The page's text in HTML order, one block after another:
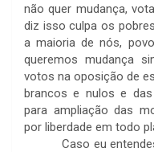
não quer mudança,
diz isso culpa os
a maioria de nós,
queremos mudança
votos na oposição de
brancos e nulos e
para ampliação das
por liberdade em todo
Caso eu